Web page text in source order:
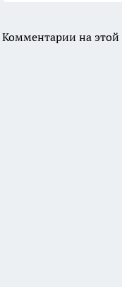
Комментарии на